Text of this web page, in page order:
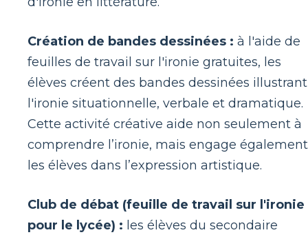
Création de bandes dessinées : à l'aide de
feuilles de travail sur l'ironie gratuites, les
élèves créent des bandes dessinées illustrant
l'ironie situationnelle, verbale et dramatique.
Cette activité créative aide non seulement à
comprendre l’ironie, mais engage également
les élèves dans l’expression artistique.
Club de débat (feuille de travail sur l'ironie
pour le lycée) : les élèves du secondaire